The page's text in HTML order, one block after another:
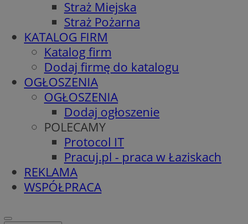
Straż Miejska
Straż Pożarna
KATALOG FIRM
Katalog firm
Dodaj firmę do katalogu
OGŁOSZENIA
OGŁOSZENIA
Dodaj ogłoszenie
POLECAMY
Protocol IT
Pracuj.pl - praca w Łaziskach
REKLAMA
WSPÓŁPRACA